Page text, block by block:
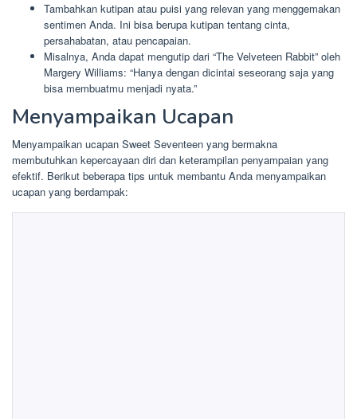
Tambahkan kutipan atau puisi yang relevan yang menggemakan
sentimen Anda. Ini bisa berupa kutipan tentang cinta,
persahabatan, atau pencapaian.
Misalnya, Anda dapat mengutip dari “The Velveteen Rabbit” oleh
Margery Williams: “Hanya dengan dicintai seseorang saja yang
bisa membuatmu menjadi nyata.”
Menyampaikan Ucapan
Menyampaikan ucapan Sweet Seventeen yang bermakna
membutuhkan kepercayaan diri dan keterampilan penyampaian yang
efektif. Berikut beberapa tips untuk membantu Anda menyampaikan
ucapan yang berdampak: